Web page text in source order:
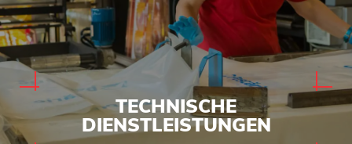
TECHNISCHE
DIENSTLEISTUNGEN